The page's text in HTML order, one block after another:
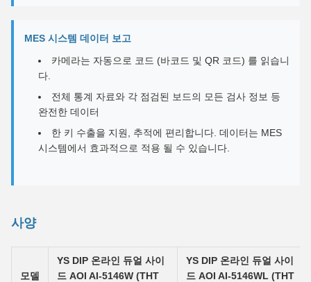
MES 시스템 데이터 보고
카메라는 자동으로 코드 (바코드 및 QR 코드) 를 읽습니
다.
전체 통계 자료와 각 점검된 보드의 모든 검사 정보 등
완전한 데이터
한 키 수출을 지원, 추적에 편리합니다. 데이터는 MES
시스템에서 효과적으로 적용 될 수 있습니다.
사양
모델
YS DIP 온라인 듀얼 사이
드 AOI AI-5146W (THT
YS DIP 온라인 듀얼 사이
드 AOI AI-5146WL (THT